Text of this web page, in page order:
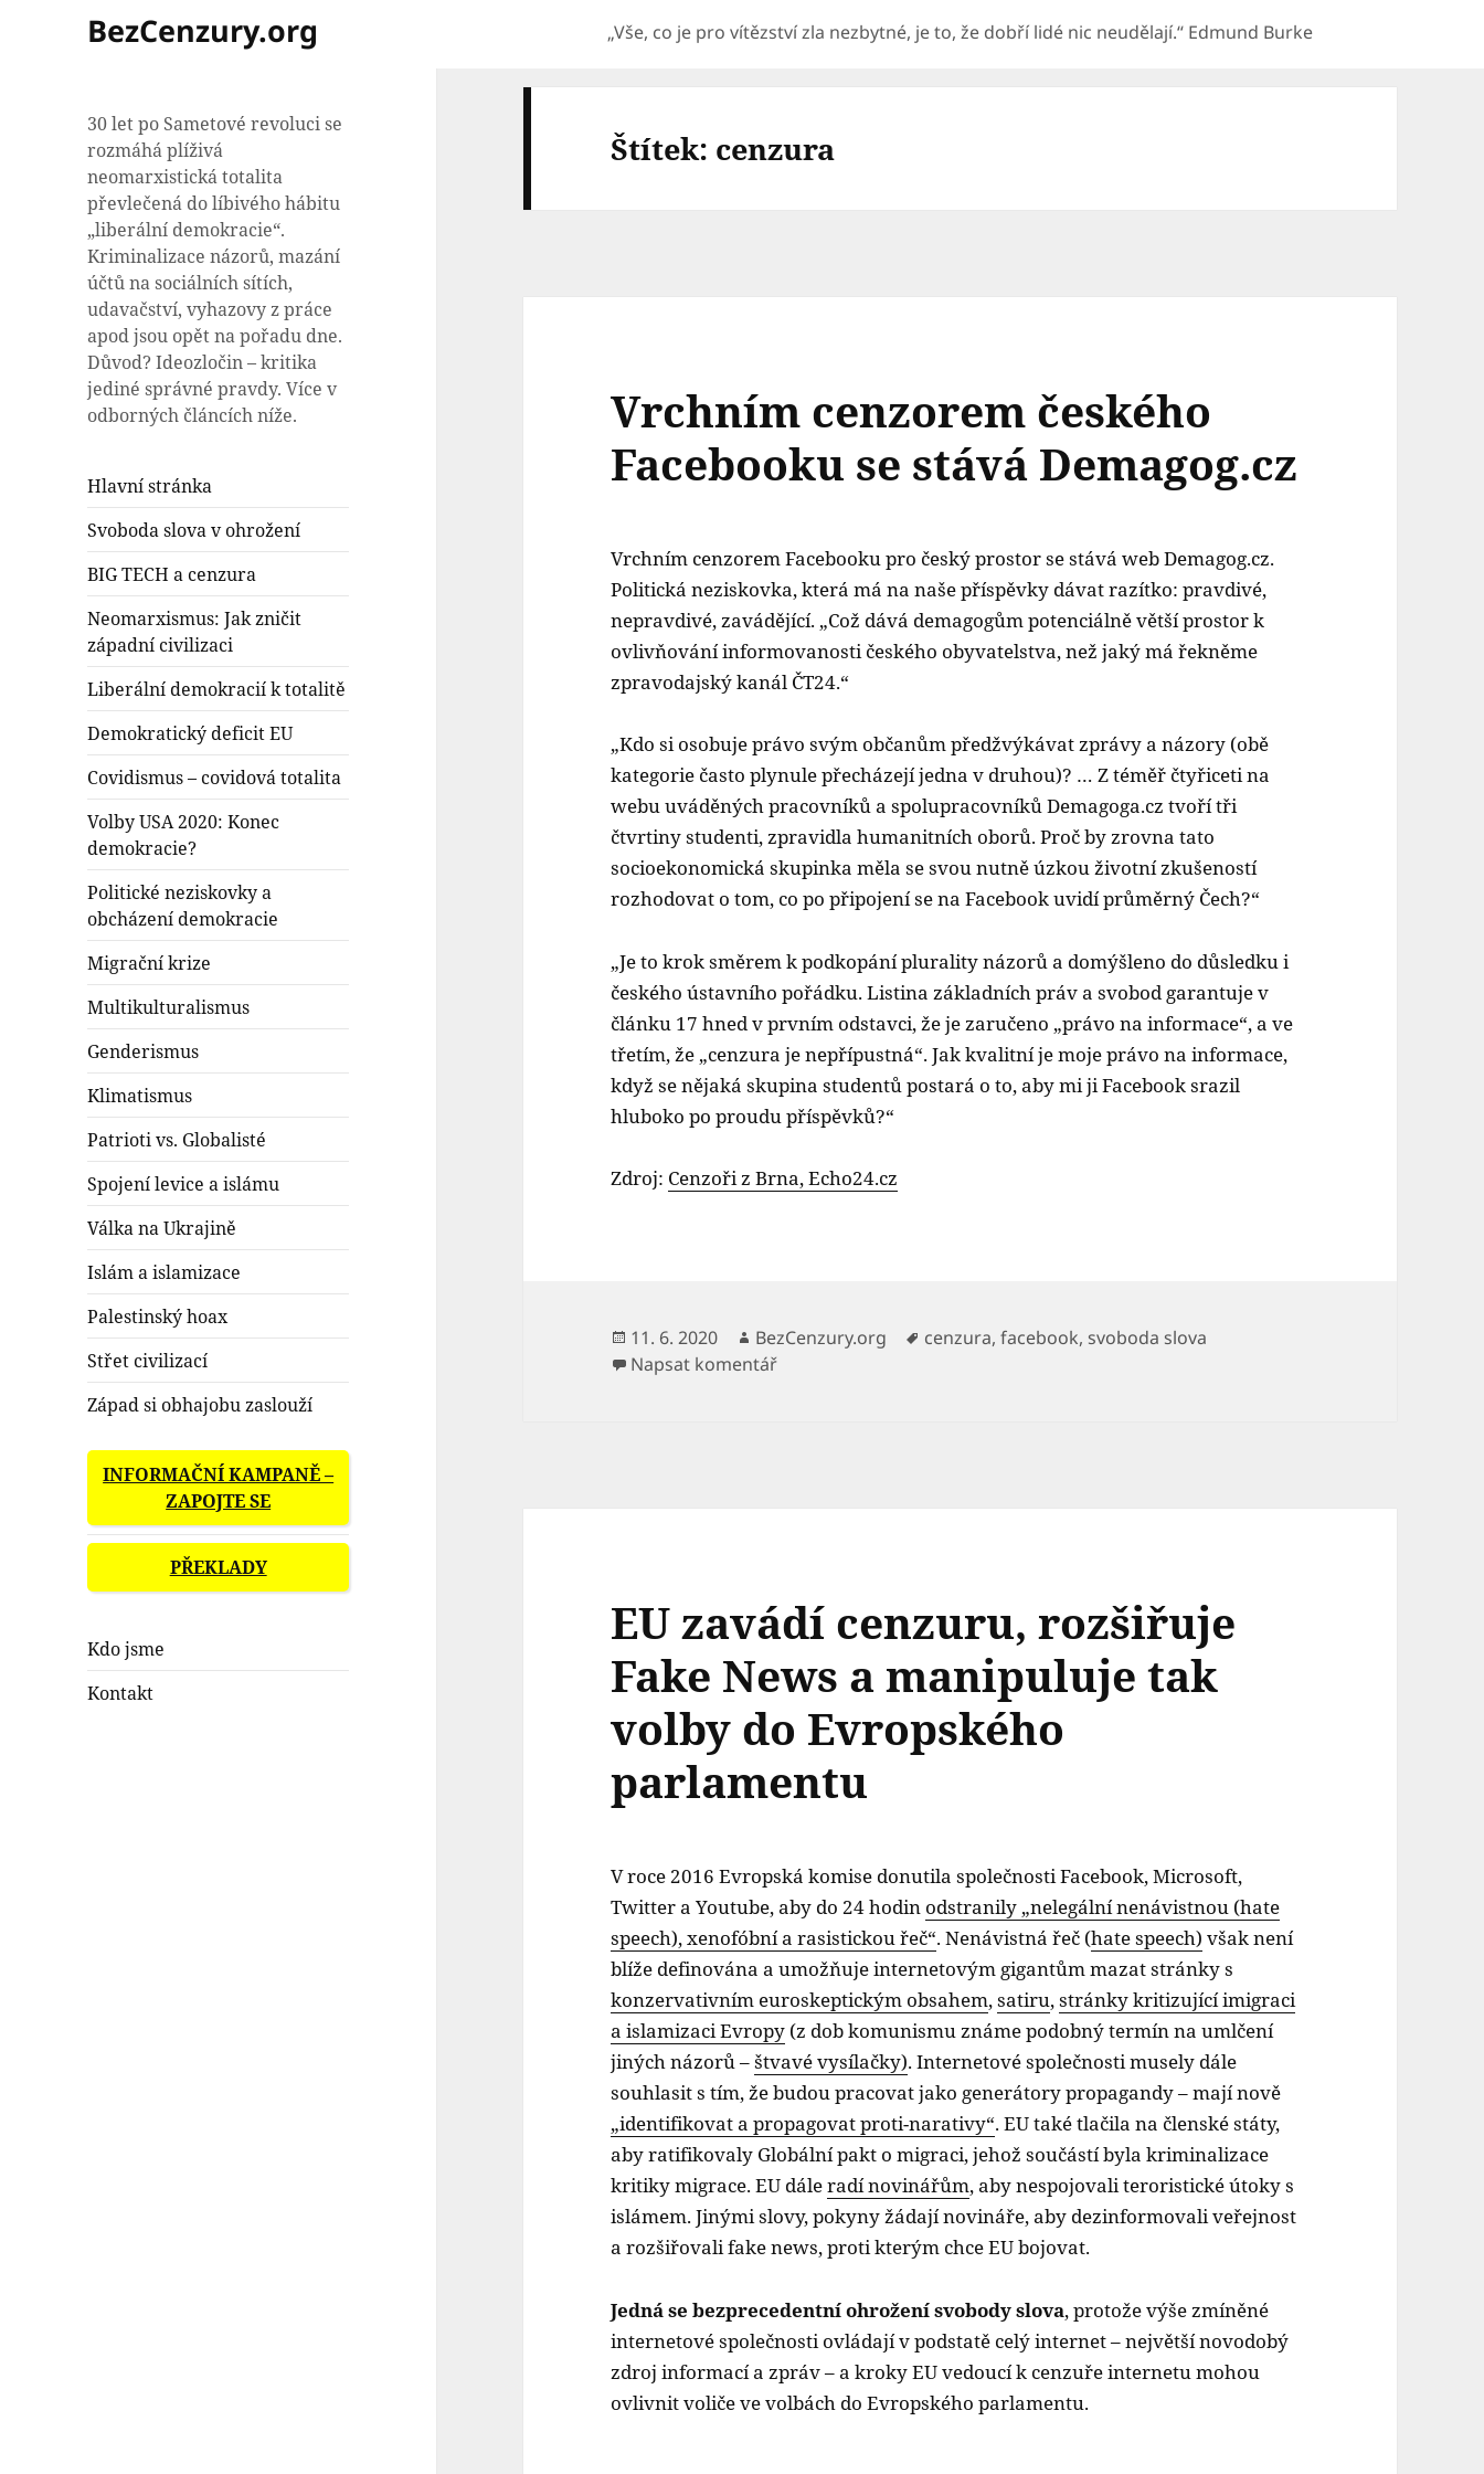
BezCenzury.org „Vše, co je pro vítězství zla nezbytné, je to, že dobří lidé nic neudělají.“ Edmund Burke
30 let po Sametové revoluci se
rozmáhá plíživá
neomarxistická totalita
převlečená do líbivého hábitu
„liberální demokracie“.
Kriminalizace názorů, mazání
účtů na sociálních sítích,
udavačství, vyhazovy z práce
apod jsou opět na pořadu dne.
Důvod? Ideozločin – kritika
jediné správné pravdy. Více v
odborných článcích níže.
Hlavní stránka
Svoboda slova v ohrožení
BIG TECH a cenzura
Neomarxismus: Jak zničit
západní civilizaci
Liberální demokracií k totalitě
Demokratický deficit EU
Covidismus – covidová totalita
Volby USA 2020: Konec
demokracie?
Politické neziskovky a
obcházení demokracie
Migrační krize
Multikulturalismus
Genderismus
Klimatismus
Patrioti vs. Globalisté
Spojení levice a islámu
Válka na Ukrajině
Islám a islamizace
Palestinský hoax
Střet civilizací
Západ si obhajobu zaslouží
INFORMAČNÍ KAMPANĚ –
ZAPOJTE SE
PŘEKLADY
Kdo jsme
Kontakt
Štítek: cenzura
Vrchním cenzorem českého
Facebooku se stává Demagog.cz
Vrchním cenzorem Facebooku pro český prostor se stává web Demagog.cz.
Politická neziskovka, která má na naše příspěvky dávat razítko: pravdivé,
nepravdivé, zavádějící. „Což dává demagogům potenciálně větší prostor k
ovlivňování informovanosti českého obyvatelstva, než jaký má řekněme
zpravodajský kanál ČT24.“
„Kdo si osobuje právo svým občanům předžvýkávat zprávy a názory (obě
kategorie často plynule přecházejí jedna v druhou)? … Z téměř čtyřiceti na
webu uváděných pracovníků a spolupracovníků Demagoga.cz tvoří tři
čtvrtiny studenti, zpravidla humanitních oborů. Proč by zrovna tato
socioekonomická skupinka měla se svou nutně úzkou životní zkušeností
rozhodovat o tom, co po připojení se na Facebook uvidí průměrný Čech?“
„Je to krok směrem k podkopání plurality názorů a domýšleno do důsledku i
českého ústavního pořádku. Listina základních práv a svobod garantuje v
článku 17 hned v prvním odstavci, že je zaručeno „právo na informace“, a ve
třetím, že „cenzura je nepřípustná“. Jak kvalitní je moje právo na informace,
když se nějaká skupina studentů postará o to, aby mi ji Facebook srazil
hluboko po proudu příspěvků?“
Zdroj: Cenzoři z Brna, Echo24.cz
Publikováno:
11. 6. 2020 Autor:
BezCenzury.org Štítky:
cenzura,facebook, svoboda slova
Napsat komentářpro text s názvem Vrchním cenzorem českého Facebooku se stává Demagog.cz
EU zavádí cenzuru, rozšiřuje
Fake News a manipuluje tak
volby do Evropského
parlamentu
V roce 2016 Evropská komise donutila společnosti Facebook, Microsoft,
Twitter a Youtube, aby do 24 hodin odstranily „nelegální nenávistnou (hate
speech), xenofóbní a rasistickou řeč“. Nenávistná řeč (hate speech) však není
blíže definována a umožňuje internetovým gigantům mazat stránky s
konzervativním euroskeptickým obsahem,satiru,stránky kritizující imigraci
a islamizaci Evropy (z dob komunismu známe podobný termín na umlčení
jiných názorů –štvavé vysílačky). Internetové společnosti musely dále
souhlasit s tím, že budou pracovat jako generátory propagandy – mají nově
„identifikovat a propagovat proti-narativy“. EU také tlačila na členské státy,
aby ratifikovaly Globální pakt o migraci, jehož součástí byla kriminalizace
kritiky migrace. EU dáleradí novinářům, aby nespojovali teroristické útoky s
islámem. Jinými slovy, pokyny žádají novináře, aby dezinformovali veřejnost
a rozšiřovali fake news, proti kterým chce EU bojovat.
Jedná se bezprecedentní ohrožení svobody slova, protože výše zmíněné
internetové společnosti ovládají v podstatě celý internet – největší novodobý
zdroj informací a zpráv – a kroky EU vedoucí k cenzuře internetu mohou
ovlivnit voliče ve volbách do Evropského parlamentu.